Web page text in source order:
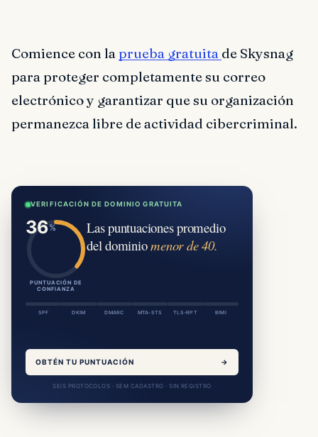
Comience con la prueba gratuita de Skysnag
para proteger completamente su correo
electrónico y garantizar que su organización
permanezca libre de actividad cibercriminal.
VERIFICACIÓN DE DOMINIO GRATUITA
PUNTUACIÓN DE
CONFIANZA
Las puntuaciones promedio
del dominiomenor de 40.
SPF DKIM DMARC MTA-STS TLS-RPT BIMI
OBTÉN TU PUNTUACIÓN →
SEIS PROTOCOLOS · SEM CADASTRO · SIN REGISTRO